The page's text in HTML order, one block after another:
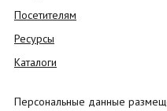
Посетителям
Ресурсы
Каталоги
Персональные данные